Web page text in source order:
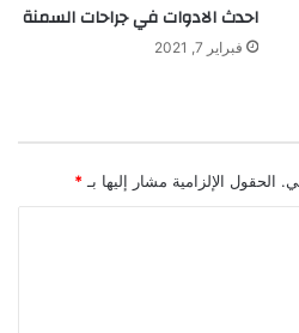
احدث الادوات في جراحات السمنة
فبراير 7, 2021
الحقول الإلزامية مشار إليها بـ *